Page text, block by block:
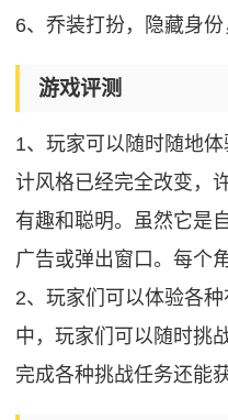
6、乔装打扮，隐藏身份
游戏评测
1、玩家可以随时随地
计风格已经完全改变，
有趣和聪明。虽然它是
广告或弹出窗口。每个
2、玩家们可以体验各
中，玩家们可以随时挑
完成各种挑战任务还能